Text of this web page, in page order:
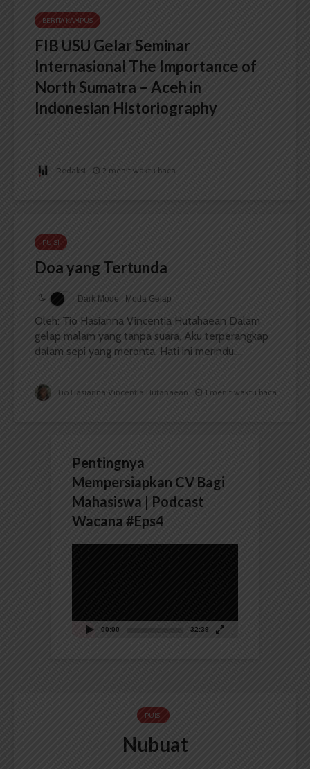
BERITA KAMPUS
FIB USU Gelar Seminar
Internasional The Importance of
North Sumatra – Aceh in
Indonesian Historiography
...
Redaksi 2 menit waktu baca
PUISI
Doa yang Tertunda
Dark Mode | Moda Gelap
Oleh: Tio Hasianna Vincentia Hutahaean Dalam
gelap malam yang tanpa suara, Aku terperangkap
dalam sepi yang meronta, Hati ini merindu,...
Tio Hasianna Vincentia Hutahaean 1 menit waktu baca
Pentingnya
Mempersiapkan CV Bagi
Mahasiswa | Podcast
Wacana #Eps4
00:00 32:39
PUISI
Nubuat